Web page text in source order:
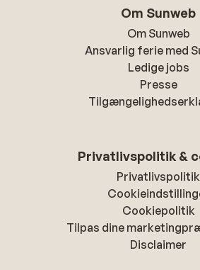
Om Sunweb
Om Sunweb
Ansvarlig ferie med
Ledige jobs
Presse
Privatlivspolitik &
Privatlivspolitik
Cookiepolitik
Tilpas dine
Disclaimer